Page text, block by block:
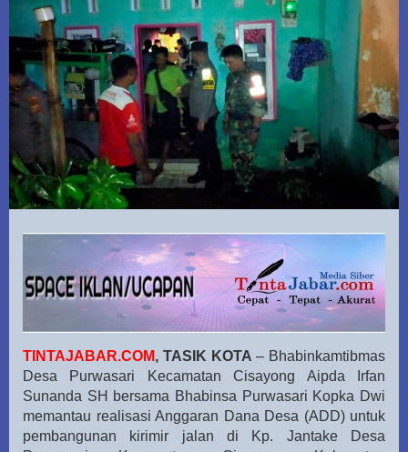
TINTAJABAR.COM, TASIK KOTA – Bhabinkamtibmas
Desa Purwasari Kecamatan Cisayong Aipda Irfan
Sunanda SH bersama Bhabinsa Purwasari Kopka Dwi
memantau realisasi Anggaran Dana Desa (ADD) untuk
pembangunan kirimir jalan di Kp. Jantake Desa